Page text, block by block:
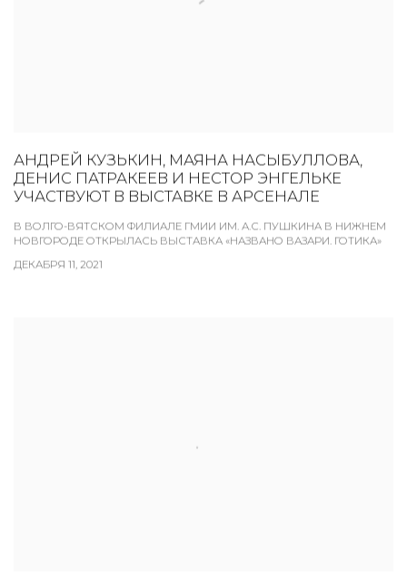
АНДРЕЙ КУЗЬКИН, МАЯНА НАСЫБУЛЛОВА,
ДЕНИС ПАТРАКЕЕВ И НЕСТОР ЭНГЕЛЬКЕ
УЧАСТВУЮТ В ВЫСТАВКЕ В АРСЕНАЛЕ
В ВОЛГО-ВЯТСКОМ ФИЛИАЛЕ ГМИИ ИМ. А.С. ПУШКИНА В НИЖНЕМ
НОВГОРОДЕ ОТКРЫЛАСЬ ВЫСТАВКА «НАЗВАНО ВАЗАРИ. ГОТИКА»
ДЕКАБРЯ 11, 2021